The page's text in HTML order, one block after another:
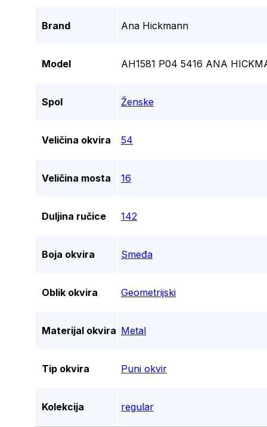
Brand Ana Hickmann
Model AH1581 P04 5416 ANA
Spol Ženske
Veličina okvira 54
Veličina mosta 16
Duljina ručice 142
Boja okvira Smeđa
Oblik okvira Geometrijski
Materijal okvira Metal
Tip okvira Puni okvir
Kolekcija regular